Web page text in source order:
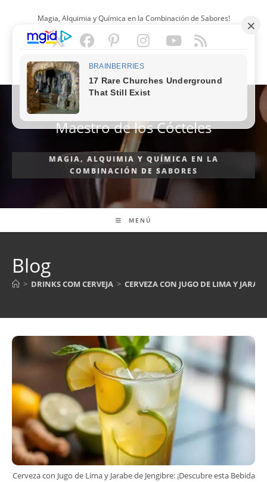
contenido
Magia, Alquimia y Química en la Combinación de Sabores!
ESPAÑOL
Maestro de los Cócteles
MAGIA, ALQUIMIA Y QUÍMICA EN LA
COMBINACIÓN DE SABORES
MENÚ
Blog
> DRINKS COM CERVEJA > CERVEZA CON JUGO DE LIMA Y
Cerveza con Jugo de Lima y Jarabe de Jengibre: ¡Descubre esta Bebida